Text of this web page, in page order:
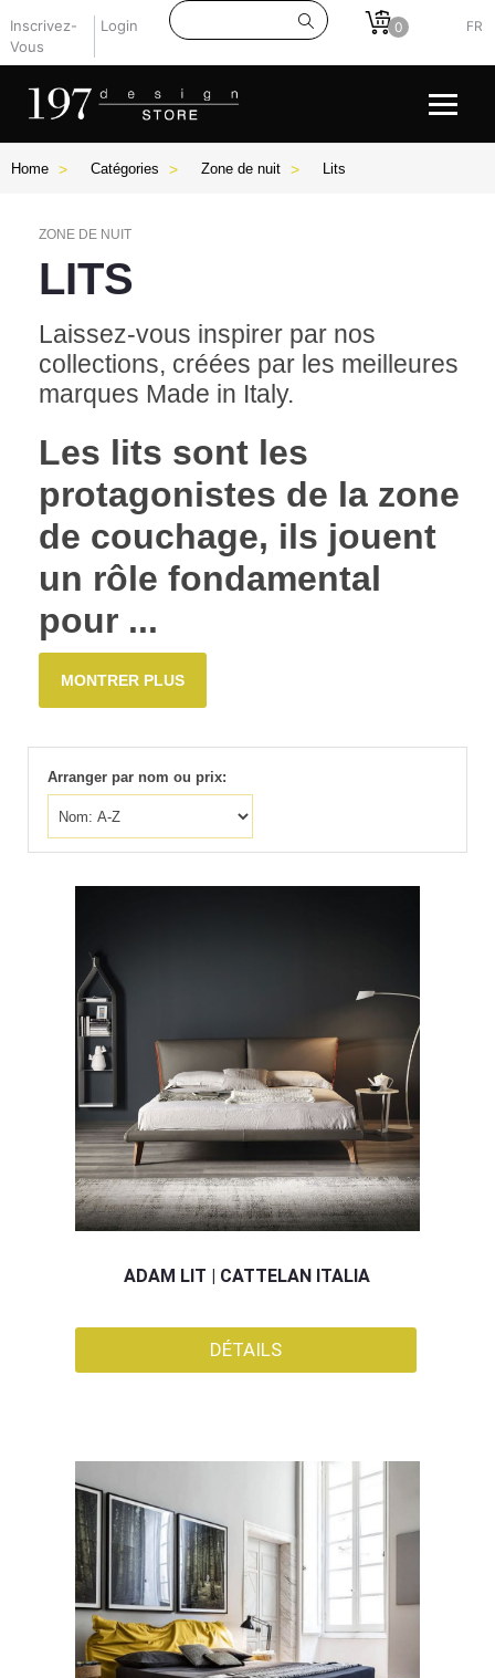
Inscrivez-
Vous
Login 0 FR
Home Catégories Zone de nuit Lits
ZONE DE NUIT
LITS
Laissez-vous inspirer par nos
collections, créées par les meilleures
marques Made in Italy.
Les lits sont les
protagonistes de la zone
de couchage, ils jouent
un rôle fondamental
pour ...
MONTRER PLUS
Arranger par nom ou prix:
ADAM LIT | CATTELAN ITALIA
DÉTAILS